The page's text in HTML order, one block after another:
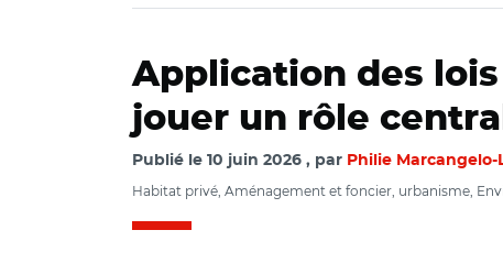
Application des
jouer un rôle central
Publié le 10 juin 2026 par Philie Marcangelo-
Habitat privé, Aménagement et foncier, urbanisme,